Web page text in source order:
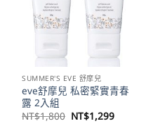
SUMMER'S EVE 舒摩兒
eve舒摩兒 私密緊實青春
露 2入組
NT$1,800 原
NT$1,299目